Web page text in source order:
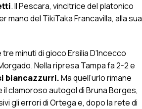
. Il Pescara, vincitrice del platonico
del TikiTaka Francavilla, alla sua
minuti di gioco Ersilia D’Incecco
Nella ripresa Tampa fa 2-2 e
biancazzurri.Ma quell’urlo rimane
clamoroso autogol di Bruna Borges,
gli errori di Ortega e, dopo la rete di